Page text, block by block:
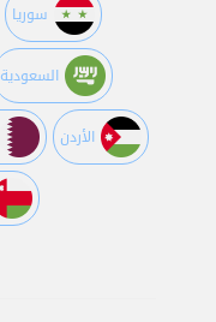
سوريا
السعودية
اﻷردن